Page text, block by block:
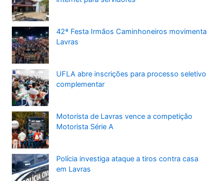
42ª Festa Irmãos Caminhoneiros movimenta
Lavras
UFLA abre inscrições para processo seletivo
complementar
Motorista de Lavras vence a competição
Motorista Série A
Polícia investiga ataque a tiros contra casa
em Lavras